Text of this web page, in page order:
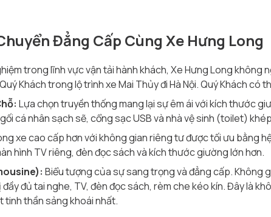
Đẳng Cấp Cùng Xe Hưng Long
trong lĩnh vực vận tải hành khách, Xe Hưng Long
Khách trong lộ trình xe Mai Thủy đi Hà Nội. Quý Khách có
Lựa chọn truyền thống mang lại sự êm ái với kích thước
cá nhân sạch sẽ, cổng sạc USB và nhà vệ sinh (toilet)
xe cao cấp hơn với không gian riêng tư được tối ưu bằng
hình TV riêng, đèn đọc sách và kích thước giường lớn hơn.
Biểu tượng của sự sang trọng và đẳng cấp. Không
đủ tai nghe, TV, đèn đọc sách, rèm che kéo kín. Đây là
tinh thần sảng khoái nhất.